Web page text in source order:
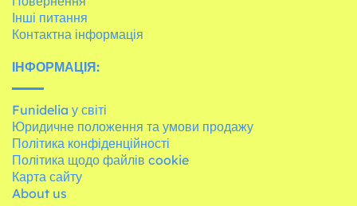
Інші питання
Контактна інформація
ІНФОРМАЦІЯ:
Funidelia у світі
Юридичне положення та умови продажу
Політика конфіденційності
Політика щодо файлів cookie
Карта сайту
About us